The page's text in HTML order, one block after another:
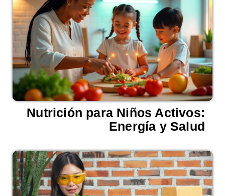
Nutrición para Niños Activos:
Energía y Salud